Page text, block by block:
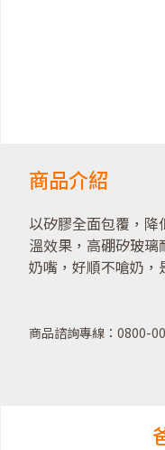
商品介紹
以矽膠全面包覆，
溫效果，高硼矽玻
奶嘴，好順不嗆奶，
商品諮詢專線：0800-